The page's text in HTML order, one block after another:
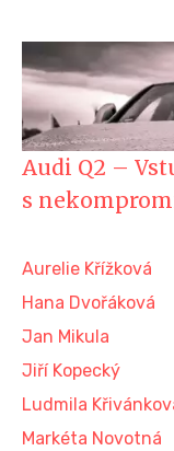
Audi Q2 –
s
Aurelie Křížková
Hana Dvořáková
Jan Mikula
Jiří Kopecký
Ludmila
Markéta Novotná